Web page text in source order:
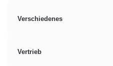
Verschiedenes
Vertrieb